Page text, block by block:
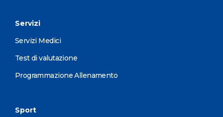
Servizi
Servizi Medici
Test di valutazione
Programmazione Allenamento
Sport